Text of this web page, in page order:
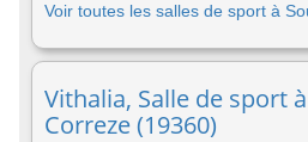
Voir toutes les salles de sport à
Vithalia, Salle de sport
Correze (19360)